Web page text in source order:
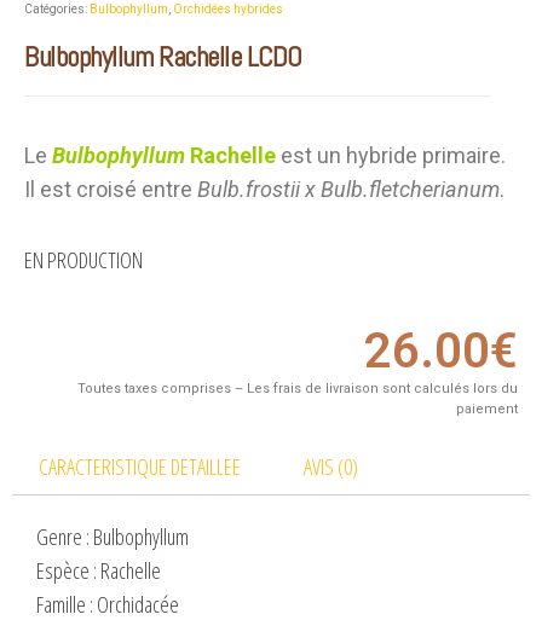
Catégories: Bulbophyllum Orchidées hybrides
Bulbophyllum Rachelle LCDO
Le Bulbophyllum Rachelle est un hybride primaire.
Il est croisé entre Bulb.frostii x Bulb.fletcherianum.
EN PRODUCTION
26.00€
Toutes taxes comprises – Les frais de livraison sont calculés lors du
paiement
CARACTERISTIQUE DETAILLEE AVIS (0)
Genre : Bulbophyllum
Espèce : Rachelle
Famille : Orchidacée